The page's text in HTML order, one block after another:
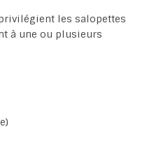
les salopettes
à une ou plusieurs